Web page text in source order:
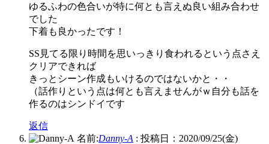
ゆるふわの色合いが特に何とも言えぬ良い組み合わせ
でした
下着も良かったです！
SS見てる限り時間を思いっきり食われるという点さえ
クリアできれば
きっとシーン作成もいけるのではないかと・・
（話作りという点は何とも言えませんがｗ自分も話を
作るのはシンドイです
返信
名前:Danny-A : 投稿日：2020/09/25(金)